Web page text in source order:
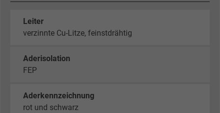
Leiter
verzinnte Cu-Litze, feinstdrähtig
Aderisolation
FEP
Aderkennzeichnung
rot und schwarz